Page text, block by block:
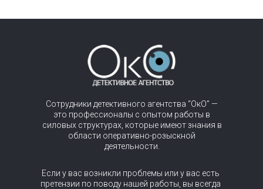
Сотрудники детективного агентства “ОкО” —
это профессионалы с опытом работы в
силовых структурах, которые имеют знания в
области оперативно-розыскной
деятельности.
Если у вас возникли проблемы или у вас есть
претензии по поводу нашей работы, вы всегда